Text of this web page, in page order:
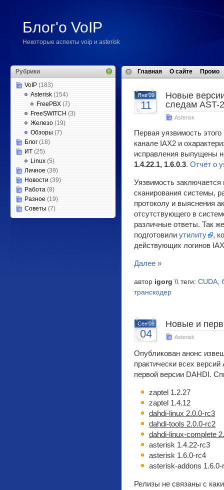
Блог'о VoIP
Некоторые аспекты voip и asterisk
Рубрики
VoIP (183)
Asterisk (154)
FreePBX (7)
FreeSWITCH (3)
Железо (19)
Обзоры (7)
Блог (18)
ИТ (25)
Linux (5)
Личное (39)
Новости (39)
Работа (8)
Разное (19)
Советы (7)
Главная О сайте Промо
Янв'09
11
Новые
следам AST-
Asterisk
Первая уязвимость
канале IAX2 и
исправления выпущены
1.4.22.1, 1.6.0.3. Отчёт о
Уязвимость
сканирования системы,
протоколу и выяснения
отсутствующего в
различные ответы. Так
подготовили утилиту
,
действующих логинов
Далее »
автор igorg \\ теги: CUDA,
транскодер
Сен'08
04
Новые и
Asterisk
Опубликован анонс
практически всех
первой версии DAHDI.
zaptel 1.2.27
zaptel 1.4.12
dahdi-linux 2.0.0-rc3
dahdi-tools 2.0.0-rc2
dahdi-linux-complete
asterisk 1.4.22-rc3
asterisk 1.6.0-rc4
asterisk-addons 1.6.0-
Релизы не связаны с